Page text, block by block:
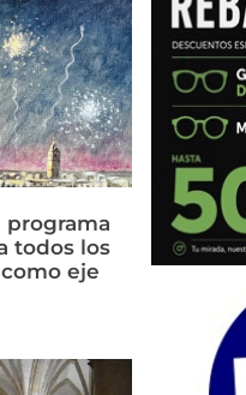
programa
todos los
eje